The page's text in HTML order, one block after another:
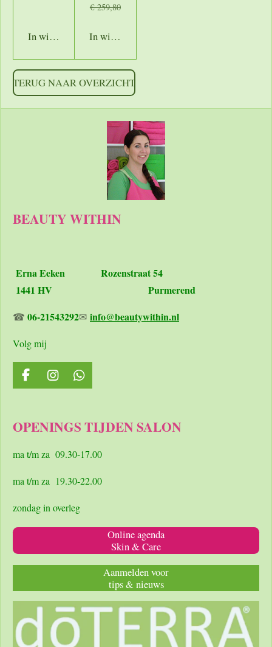
In winkelwagen
€ 259,80
In winkelwagen
TERUG NAAR OVERZICHT
BEAUTY WITHIN
Erna Eeken Rozenstraat 54
1441 HV Purmerend
☎ 06-21543292✉ info@beautywithin.nl
Volg mij
F
a
b
o
I
n
a
r
m
W
h
s
p
OPENINGS TIJDEN SALON
ma t/m za 09.30-17.00
ma t/m za 19.30-22.00
zondag in overleg
Online agenda
Skin & Care
Aanmelden voor
tips & nieuws